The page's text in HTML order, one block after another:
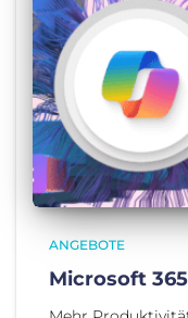
ANGEBOTE
Microsoft